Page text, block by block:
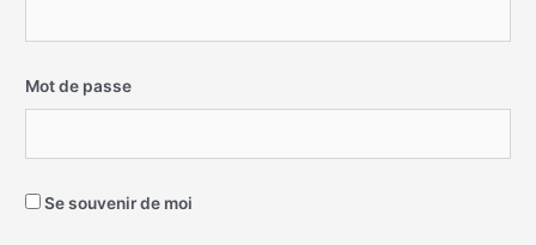
Mot de passe
Se souvenir de moi